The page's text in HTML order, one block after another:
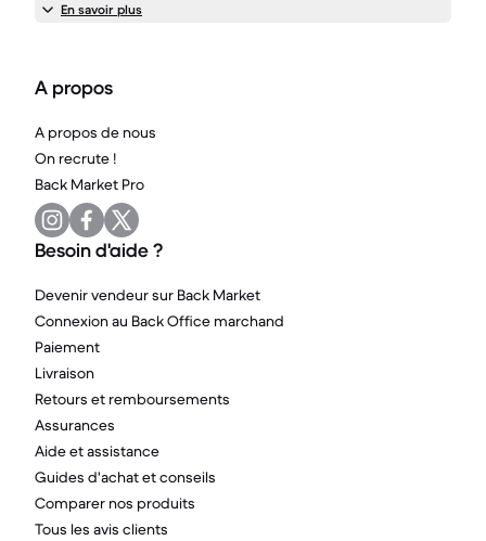
En savoir plus
A propos
A propos de nous
On recrute !
Back Market Pro
Besoin d'aide ?
Devenir vendeur sur Back Market
Connexion au Back Office marchand
Paiement
Livraison
Retours et remboursements
Assurances
Aide et assistance
Guides d'achat et conseils
Comparer nos produits
Tous les avis clients